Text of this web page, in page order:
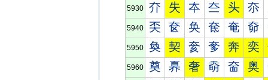
5930 夰 失 夲 夳 头 夵
5940 奀 奁 奂 奃 奄 奅
5950 奐 契 奒 奓 奔 奕
5960 奠 奡 奢 奣 奤 奥